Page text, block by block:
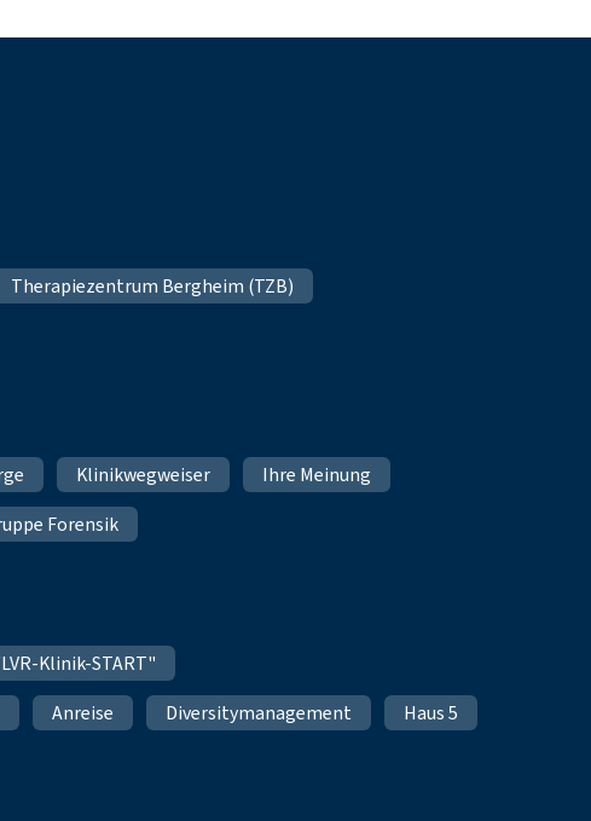
Therapiezentrum Bergheim (TZB)
Klinikwegweiser
Ihre Meinung
Forensik
Klinik-START"
Anreise Diversitymanagement
Haus 5